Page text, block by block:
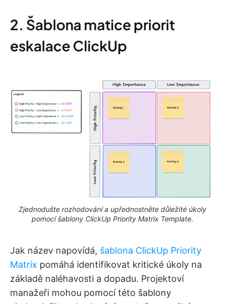
2. Šablona matice priorit
eskalace ClickUp
Zjednodušte rozhodování a upřednostněte důležité úkoly
pomocí šablony ClickUp Priority Matrix Template.
Jak název napovídá, šablona ClickUp Priority
Matrix pomáhá identifikovat kritické úkoly na
základě naléhavosti a dopadu. Projektoví
manažeři mohou pomocí této šablony